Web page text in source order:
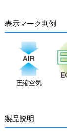
表示マーク判例
圧縮空気
製品説明